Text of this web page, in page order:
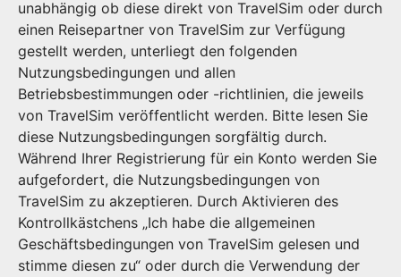
unabhängig ob diese direkt von TravelSim oder durch
einen Reisepartner von TravelSim zur Verfügung
gestellt werden, unterliegt den folgenden
Nutzungsbedingungen und allen
Betriebsbestimmungen oder -richtlinien, die jeweils
von TravelSim veröffentlicht werden. Bitte lesen Sie
diese Nutzungsbedingungen sorgfältig durch.
Während Ihrer Registrierung für ein Konto werden Sie
aufgefordert, die Nutzungsbedingungen von
TravelSim zu akzeptieren. Durch Aktivieren des
Kontrollkästchens „Ich habe die allgemeinen
Geschäftsbedingungen von TravelSim gelesen und
stimme diesen zu“ oder durch die Verwendung der